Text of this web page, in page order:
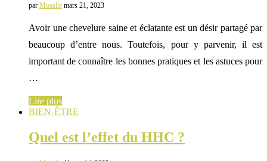
par Moselle mars 21, 2023
Avoir une chevelure saine et éclatante est un désir partagé par
beaucoup d’entre nous. Toutefois, pour y parvenir, il est
important de connaître les bonnes pratiques et les astuces pour
…
Lire plus
BIEN-ÊTRE
Quel est l’effet du HHC ?